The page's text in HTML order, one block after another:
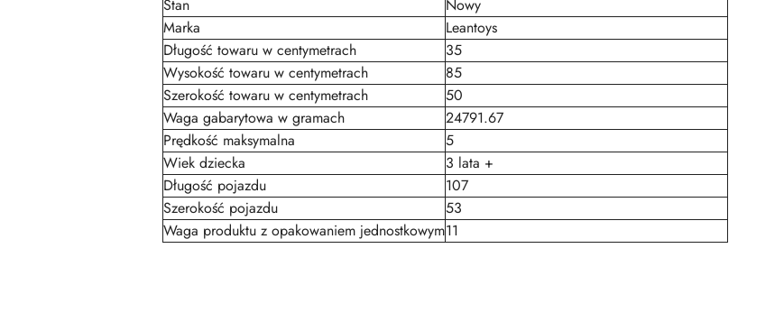
Stan
Nowy
Marka
Leantoys
Długość towaru w centymetrach
35
Wysokość towaru w centymetrach
85
Szerokość towaru w centymetrach
50
Waga gabarytowa w gramach
24791.67
Prędkość maksymalna
5
Wiek dziecka
3 lata +
Długość pojazdu
107
Szerokość pojazdu
53
Waga produktu z opakowaniem jednostkowym11